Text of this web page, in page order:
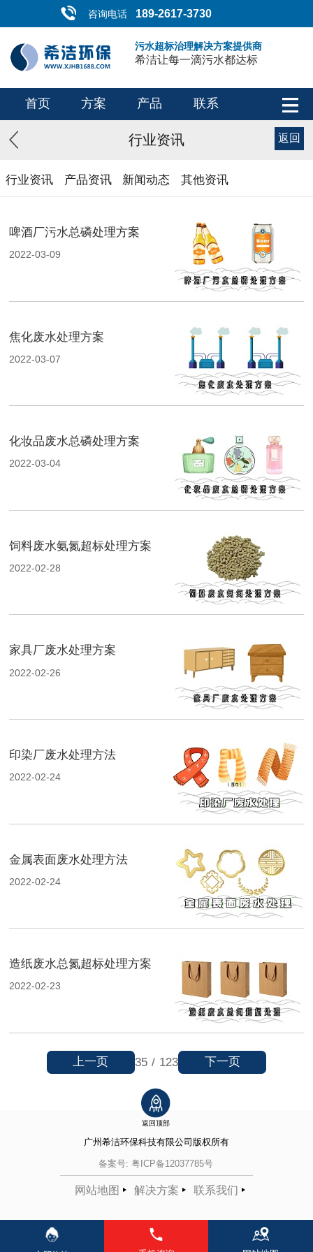
咨询电话 189-2617-3730
污水超标治理解决方案提供商
希洁让每一滴污水都达标
首页 方案 产品 联系
行业资讯 返回
行业资讯 产品资讯 新闻动态 其他资讯
啤酒厂污水总磷处理方案
2022-03-09
焦化废水处理方案
2022-03-07
化妆品废水总磷处理方案
2022-03-04
饲料废水氨氮超标处理方案
2022-02-28
家具厂废水处理方案
2022-02-26
印染厂废水处理方法
2022-02-24
金属表面废水处理方法
2022-02-24
造纸废水总氮超标处理方案
2022-02-23
35 / 123
上一页 下一页
返回顶部
广州希洁环保科技有限公司 版权所有
备案号: 粤ICP备12037785号
网站地图 解决方案 联系我们